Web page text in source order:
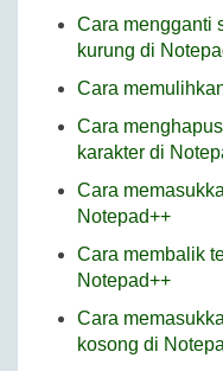
Cara mengganti
kurung di
Cara
Cara
karakter di
Cara
Notepad++
Cara membalik
Notepad++
Cara
kosong di